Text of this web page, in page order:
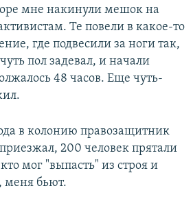
мне накинули мешок на
Те повели в какое-то
где подвесили за ноги так,
пол задевал, и начали
48 часов. Еще чуть-
в колонию правозащитник
200 человек прятали
мог "выпасть" из строя и
меня бьют.